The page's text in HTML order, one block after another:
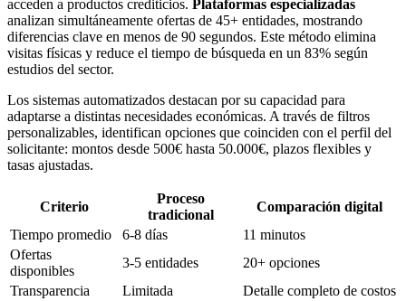
acceden a productos crediticios. Plataformas especializadas
analizan simultáneamente ofertas de 45+ entidades, mostrando
diferencias clave en menos de 90 segundos. Este método elimina
visitas físicas y reduce el tiempo de búsqueda en un 83% según
estudios del sector.
Los sistemas automatizados destacan por su capacidad para
adaptarse a distintas necesidades económicas. A través de filtros
personalizables, identifican opciones que coinciden con el perfil del
solicitante: montos desde 500€ hasta 50.000€, plazos flexibles y
tasas ajustadas.
Criterio
Proceso
tradicional
Comparación digital
Tiempo promedio
6-8 días
11 minutos
Ofertas
disponibles
3-5 entidades
20+ opciones
Transparencia
Limitada
Detalle completo de costos